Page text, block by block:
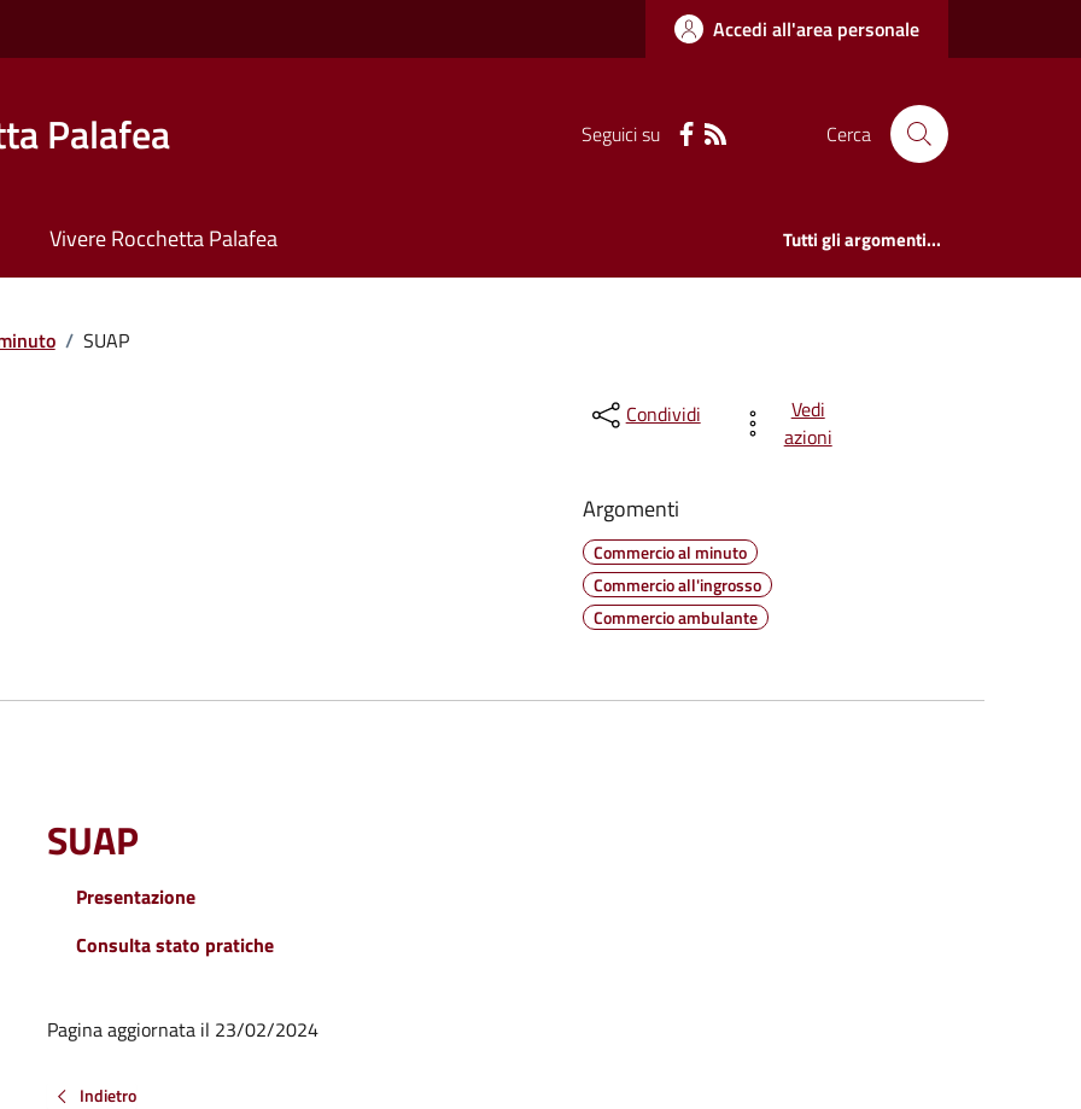
Accedi all'area personale
Palafea Seguici su Cerca
Vivere Rocchetta Palafea Tutti gli argomenti...
/ SUAP
Condividi
Vedi
azioni
Argomenti
Commercio al minuto
Commercio all'ingrosso
Commercio ambulante
SUAP
Presentazione
Consulta stato pratiche
Pagina aggiornata il 23/02/2024
Indietro